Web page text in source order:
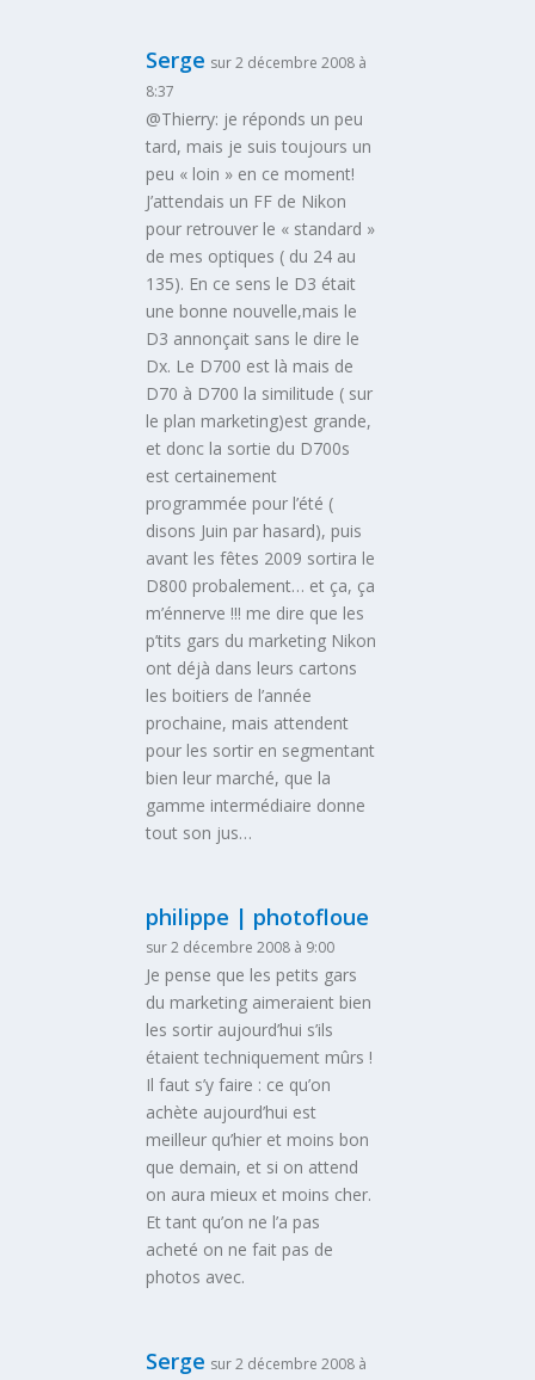
Serge sur 2 décembre 2008 à
8:37
@Thierry: je réponds un peu
tard, mais je suis toujours un
peu « loin » en ce moment!
J’attendais un FF de Nikon
pour retrouver le « standard »
de mes optiques ( du 24 au
135). En ce sens le D3 était
une bonne nouvelle,mais le
D3 annonçait sans le dire le
Dx. Le D700 est là mais de
D70 à D700 la similitude ( sur
le plan marketing)est grande,
et donc la sortie du D700s
est certainement
programmée pour l’été (
disons Juin par hasard), puis
avant les fêtes 2009 sortira le
D800 probalement… et ça, ça
m’énnerve !!! me dire que les
p’tits gars du marketing Nikon
ont déjà dans leurs cartons
les boitiers de l’année
prochaine, mais attendent
pour les sortir en segmentant
bien leur marché, que la
gamme intermédiaire donne
tout son jus…
philippe | photofloue
sur 2 décembre 2008 à 9:00
Je pense que les petits gars
du marketing aimeraient bien
les sortir aujourd’hui s’ils
étaient techniquement mûrs !
Il faut s’y faire : ce qu’on
achète aujourd’hui est
meilleur qu’hier et moins bon
que demain, et si on attend
on aura mieux et moins cher.
Et tant qu’on ne l’a pas
acheté on ne fait pas de
photos avec.
Serge sur 2 décembre 2008 à